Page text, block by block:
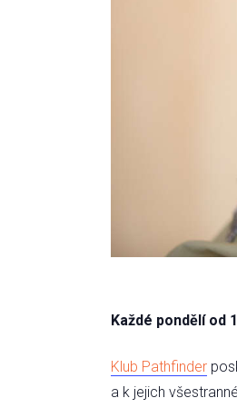
Každé pondělí od
Klub Pathfinder
a k jejich